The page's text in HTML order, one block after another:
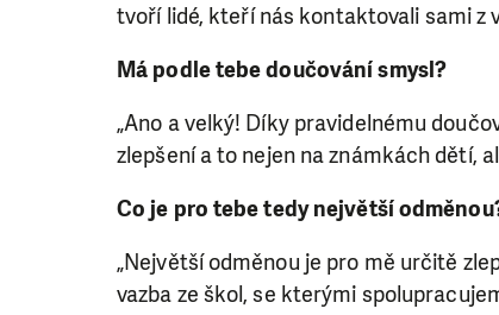
tvoří lidé, kteří nás kontaktovali sami z
Má podle tebe doučování smysl?
„Ano a velký! Díky pravidelnému
zlepšení a to nejen na známkách dětí,
Co je pro tebe tedy největší
„Největší odměnou je pro mě určitě
vazba ze škol, se kterými